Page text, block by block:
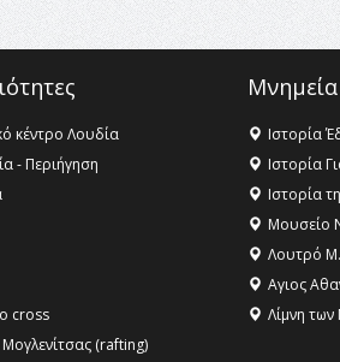
κέντρο Λουδία
- Περιήγηση
cross
(rafting)
Μνημεία
Ιστορία
Ιστορία
Ιστορία
Μουσείο
Λουτρό
Αγιος
Λίμνη των